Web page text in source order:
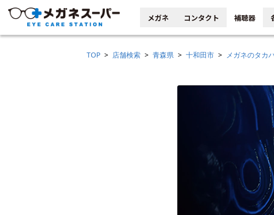
メガネ コンタクト 補聴器
TOP 店舗検索 青森県 十和田市 メガネのタカ